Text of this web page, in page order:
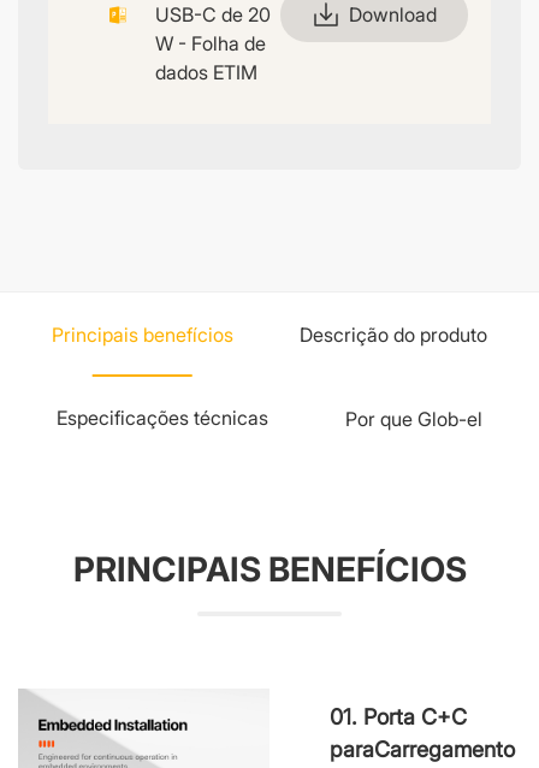
USB-C de 20
W - Folha de
dados ETIM
Download
Principais benefícios Descrição do produto
Especificações técnicas Por que Glob-el
PRINCIPAIS BENEFÍCIOS
01. Porta C+C
paraCarregamento